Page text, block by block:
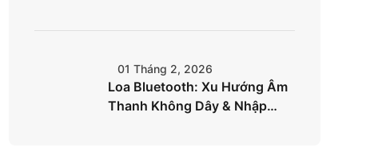
01 Tháng 2, 2026
Loa Bluetooth: Xu Hướng Âm
Thanh Không Dây & Nhập